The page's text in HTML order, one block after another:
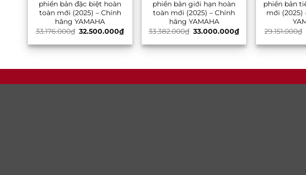
phiển bản đặc biệt hoàn
toàn mới (2025) – Chính
hãng YAMAHA
33.176.000₫ Giá
là:
33.176.000₫.
32.500.000₫Giá
tại
là:
phiển bản giới hạn hoàn
toàn mới (2025) – Chính
hãng YAMAHA
33.382.000₫ Giá
là:
33.382.000₫.
33.000.000₫Giá
tại
là:
phiển bản
mới (2025)
29.151.000₫